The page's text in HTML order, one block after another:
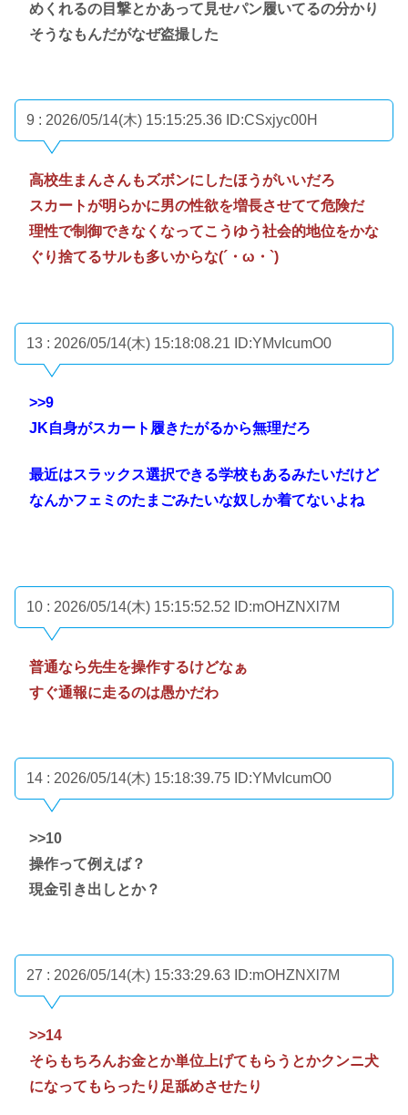
めくれるの目撃とかあって見せパン履いてるの分かり
そうなもんだがなぜ盗撮した
9 : 2026/05/14(木) 15:15:25.36 ID:CSxjyc00H
高校生まんさんもズボンにしたほうがいいだろ
スカートが明らかに男の性欲を増長させてて危険だ
理性で制御できなくなってこうゆう社会的地位をかな
ぐり捨てるサルも多いからな(´・ω・`)
13 : 2026/05/14(木) 15:18:08.21 ID:YMvIcumO0
>>9
JK自身がスカート履きたがるから無理だろ
最近はスラックス選択できる学校もあるみたいだけど
なんかフェミのたまごみたいな奴しか着てないよね
10 : 2026/05/14(木) 15:15:52.52 ID:mOHZNXl7M
普通なら先生を操作するけどなぁ
すぐ通報に走るのは愚かだわ
14 : 2026/05/14(木) 15:18:39.75 ID:YMvIcumO0
>>10
操作って例えば？
現金引き出しとか？
27 : 2026/05/14(木) 15:33:29.63 ID:mOHZNXl7M
>>14
そらもちろんお金とか単位上げてもらうとかクンニ犬
になってもらったり足舐めさせたり